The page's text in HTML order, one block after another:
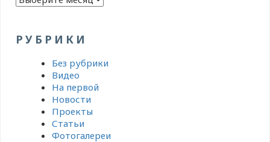
РУБРИКИ
Без рубрики
Видео
На первой
Новости
Проекты
Статьи
Фотогалереи